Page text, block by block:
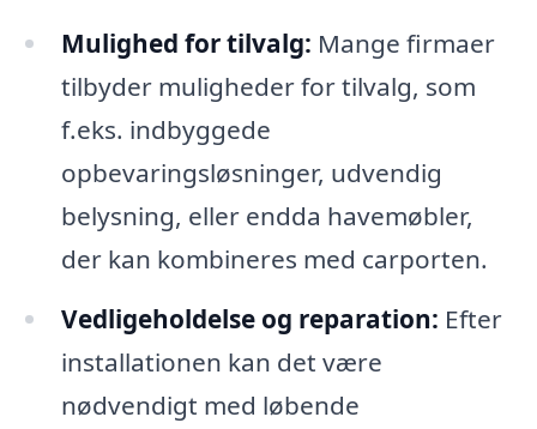
Mulighed for tilvalg: Mange firmaer
tilbyder muligheder for tilvalg, som
f.eks. indbyggede
opbevaringsløsninger, udvendig
belysning, eller endda havemøbler,
der kan kombineres med carporten.
Vedligeholdelse og reparation: Efter
installationen kan det være
nødvendigt med løbende